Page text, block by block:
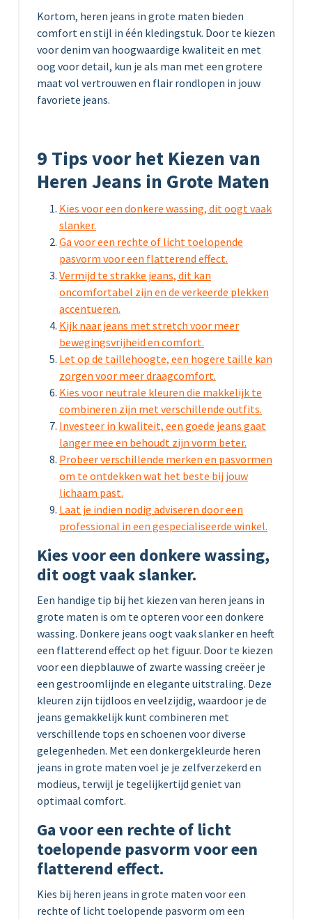
Kortom, heren jeans in grote maten bieden
comfort en stijl in één kledingstuk. Door te kiezen
voor denim van hoogwaardige kwaliteit en met
oog voor detail, kun je als man met een grotere
maat vol vertrouwen en flair rondlopen in jouw
favoriete jeans.
9 Tips voor het Kiezen van
Heren Jeans in Grote Maten
Kies voor een donkere wassing, dit oogt vaak
slanker.
Ga voor een rechte of licht toelopende
pasvorm voor een flatterend effect.
Vermijd te strakke jeans, dit kan
oncomfortabel zijn en de verkeerde plekken
accentueren.
Kijk naar jeans met stretch voor meer
bewegingsvrijheid en comfort.
Let op de taillehoogte, een hogere taille kan
zorgen voor meer draagcomfort.
Kies voor neutrale kleuren die makkelijk te
combineren zijn met verschillende outfits.
Investeer in kwaliteit, een goede jeans gaat
langer mee en behoudt zijn vorm beter.
Probeer verschillende merken en pasvormen
om te ontdekken wat het beste bij jouw
lichaam past.
Laat je indien nodig adviseren door een
professional in een gespecialiseerde winkel.
Kies voor een donkere wassing,
dit oogt vaak slanker.
Een handige tip bij het kiezen van heren jeans in
grote maten is om te opteren voor een donkere
wassing. Donkere jeans oogt vaak slanker en heeft
een flatterend effect op het figuur. Door te kiezen
voor een diepblauwe of zwarte wassing creëer je
een gestroomlijnde en elegante uitstraling. Deze
kleuren zijn tijdloos en veelzijdig, waardoor je de
jeans gemakkelijk kunt combineren met
verschillende tops en schoenen voor diverse
gelegenheden. Met een donkergekleurde heren
jeans in grote maten voel je je zelfverzekerd en
modieus, terwijl je tegelijkertijd geniet van
optimaal comfort.
Ga voor een rechte of licht
toelopende pasvorm voor een
flatterend effect.
Kies bij heren jeans in grote maten voor een
rechte of licht toelopende pasvorm om een